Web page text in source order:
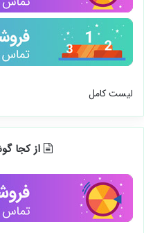
لیست کامل
از کجا